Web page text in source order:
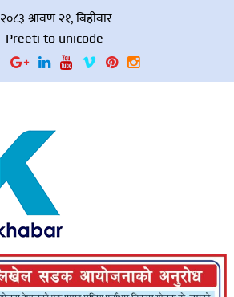
२०८३ श्रावण २१, बिहीवार
Preeti to unicode